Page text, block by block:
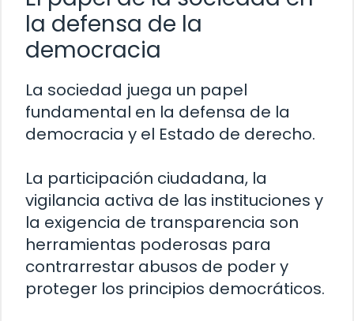
la defensa de la
democracia
La sociedad juega un papel
fundamental en la defensa de la
democracia y el Estado de derecho.
La participación ciudadana, la
vigilancia activa de las instituciones y
la exigencia de transparencia son
herramientas poderosas para
contrarrestar abusos de poder y
proteger los principios democráticos.